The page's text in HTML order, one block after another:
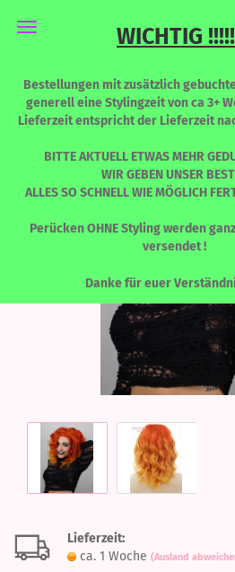
WICHTIG !!!!!
Bestellungen mit zusätzlich
generell eine Stylingzeit von ca 3+
Lieferzeit entspricht der Lieferzeit
BITTE AKTUELL ETWAS MEHR
WIR GEBEN UNSER
ALLES SO SCHNELL WIE MÖGLICH
Perücken OHNE Styling werden
versendet !
Danke für euer
Tanita - Orange is the new Black
Lieferzeit:
ca. 1 Woche (Ausland